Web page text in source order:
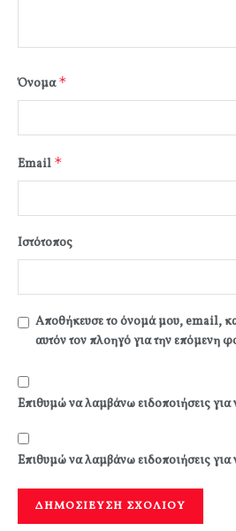
Όνομα*
Email *
Ιστότοπος
Αποθήκευσε το όνομά μου, email,
αυτόν τον πλοηγό για την επόμενη
Επιθυμώ να λαμβάνω ειδοποιήσεις
Επιθυμώ να λαμβάνω ειδοποιήσεις